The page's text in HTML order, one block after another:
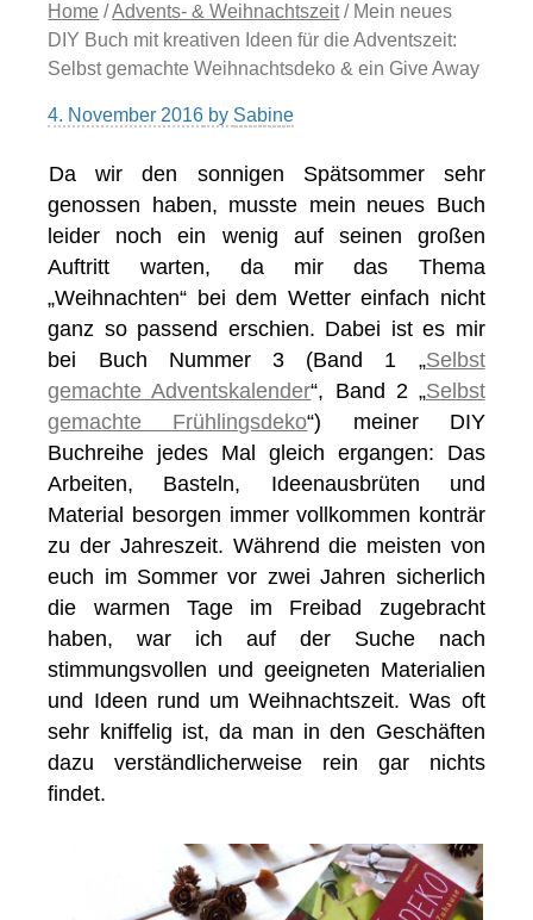
Home /Advents- & Weihnachtszeit/ Mein neues
DIY Buch mit kreativen Ideen für die Adventszeit:
Selbst gemachte Weihnachtsdeko & ein Give Away
4. November 2016 by Sabine
Da wir den sonnigen Spätsommer sehr
genossen haben, musste mein neues Buch
leider noch ein wenig auf seinen großen
Auftritt warten, da mir das Thema
„Weihnachten“ bei dem Wetter einfach nicht
ganz so passend erschien. Dabei ist es mir
bei Buch Nummer 3 (Band 1 „Selbst
gemachte Adventskalender“, Band 2 „Selbst
gemachte Frühlingsdeko“) meiner DIY
Buchreihe jedes Mal gleich ergangen: Das
Arbeiten, Basteln, Ideenausbrüten und
Material besorgen immer vollkommen konträr
zu der Jahreszeit. Während die meisten von
euch im Sommer vor zwei Jahren sicherlich
die warmen Tage im Freibad zugebracht
haben, war ich auf der Suche nach
stimmungsvollen und geeigneten Materialien
und Ideen rund um Weihnachtszeit. Was oft
sehr kniffelig ist, da man in den Geschäften
dazu verständlicherweise rein gar nichts
findet.